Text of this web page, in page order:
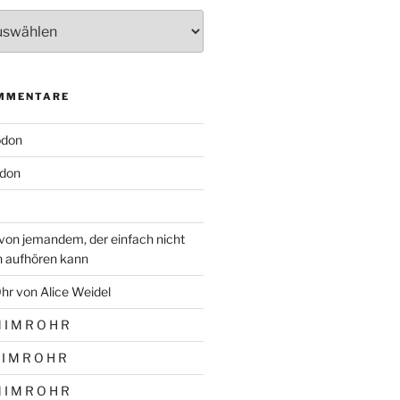
jemandem, der einfach nicht
aufhören kann
von Alice Weidel
I M R O H R
M R O H R
I M R O H R